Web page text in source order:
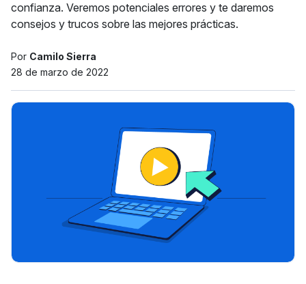
confianza. Veremos potenciales errores y te daremos
consejos y trucos sobre las mejores prácticas.
Por Camilo Sierra
28 de marzo de 2022